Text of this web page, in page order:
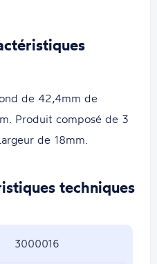
de 42,4mm de
Produit composé de 3
de 18mm.
techniques
3000016